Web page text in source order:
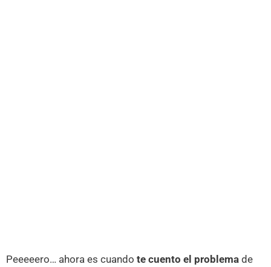
Peeeeero… ahora es cuando te cuento el problema de